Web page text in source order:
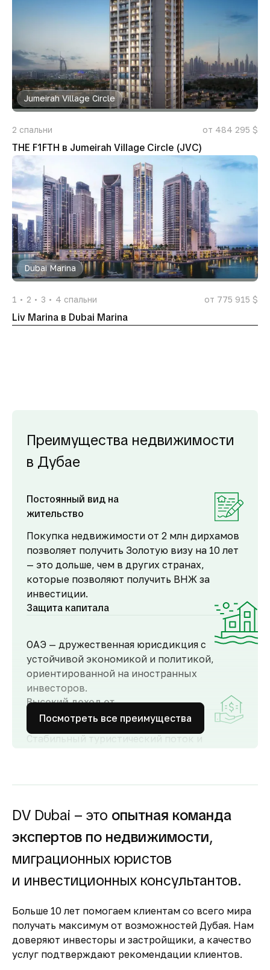
Jumeirah Village Circle
2 спальни от 484 295 $
THE F1FTH в Jumeirah Village Circle (JVC)
Dubai Marina
1 2 3 4 спальни от 775 915 $
Liv Marina в Dubai Marina
Преимущества недвижимости
в Дубае
Постоянный вид на
жительство
Покупка недвижимости от 2 млн дирхамов
позволяет получить Золотую визу на 10 лет
— это дольше, чем в других странах,
которые позволяют получить ВНЖ за
инвестиции.
Защита капитала
ОАЭ — дружественная юрисдикция с
устойчивой экономикой и политикой,
ориентированной на иностранных
инвесторов.
Высокий доход от
аренды
Стабильный туристический поток и
доходность для инвесторов как от
аренды.
строящуюся
недвижимость
Оплата за объект поступает на эскроу-счёт.
Застройщик сможет получить с него деньги
только после ввода объекта в
Комфортное и
безопасное место для
жизни
Посмотреть все преимущества
DV Dubai – это опытная команда
экспертов по недвижимости,
миграционных юристов
и инвестиционных консультантов.
Больше 10 лет помогаем клиентам со всего мира
получать максимум от возможностей Дубая. Нам
доверяют инвесторы и застройщики, а качество
услуг подтверждают рекомендации клиентов.